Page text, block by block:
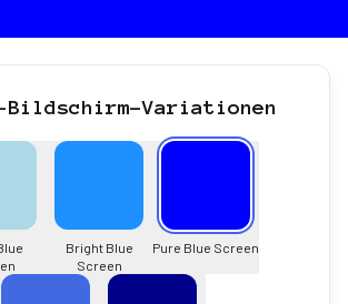
Bildschirm-Variationen
Bright Blue
Screen
Pure Blue Screen